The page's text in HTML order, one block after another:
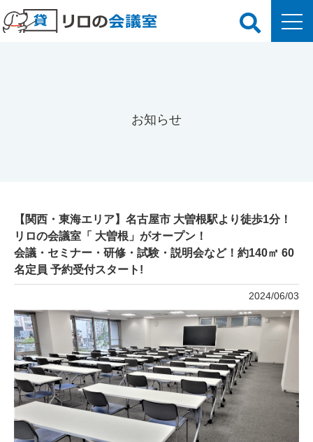
お知らせ
【関西・東海エリア】名古屋市 大曽根駅より徒歩1分！
リロの会議室「 大曽根」がオープン！
会議・セミナー・研修・試験・説明会など！約140㎡ 60
名定員 予約受付スタート!
2024/06/03